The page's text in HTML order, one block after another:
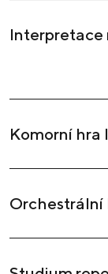
Interpretace
Komorní hra I
Orchestrální